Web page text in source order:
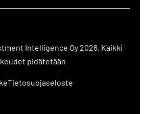
Intelligence Oy 2026. Kaikki
pidätetään
Tietosuojaseloste